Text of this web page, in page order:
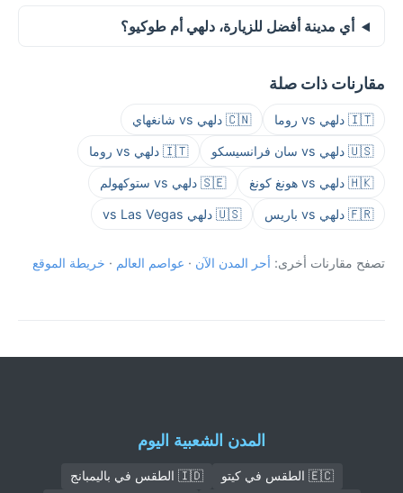
أي مدينة أفضل للزيارة، دلهي أم طوكيو؟
مقارنات ذات صلة
🇮🇹 دلهي vs روما 🇨🇳 دلهي vs شانغهاي
🇺🇸 دلهي vs سان فرانسيسكو 🇮🇹 دلهي vs روما
🇭🇰 دلهي vs هونغ كونغ 🇸🇪 دلهي vs ستوكهولم
🇫🇷 دلهي vs باريس 🇺🇸 دلهي vs Las Vegas
تصفح مقارنات أخرى: أحر المدن الآن · عواصم العالم · خريطة الموقع
المدن الشعبية اليوم
🇪🇨 الطقس في كيتو
🇮🇩 الطقس في باليمبانج